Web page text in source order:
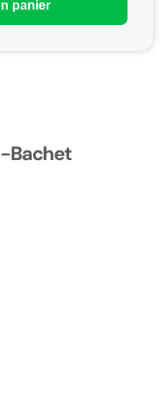
panier
Bachet